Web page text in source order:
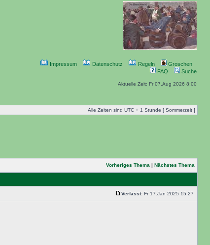
Impressum Datenschutz Regeln
Groschen
FAQ
Suche
Aktuelle Zeit: Fr 07.Aug 2026 8:00
Alle Zeiten sind UTC + 1 Stunde [ Sommerzeit ]
Vorheriges Thema | Nächstes Thema
Verfasst: Fr 17.Jan 2025 15:27